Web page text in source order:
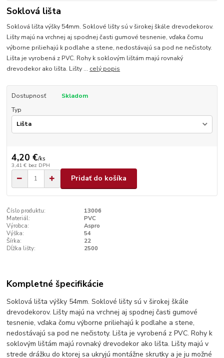
Soklová lišta
Soklová lišta výšky 54mm. Soklové lišty sú v širokej škále drevodekorov.
Lišty majú na vrchnej aj spodnej časti gumové tesnenie, vďaka čomu
výborne priliehajú k podlahe a stene, nedostávajú sa pod ne nečistoty.
Lišta je vyrobená z PVC. Rohy k soklovým lištám majú rovnaký
drevodekor ako lišta. Lišty ... celý popis
Dostupnosť
Skladom
Typ
4,20 €/ks
3,41 € bez DPH
Pridať do košíka
Číslo produktu:
13006
Materiál:
PVC
Výrobca:
Aspro
Výška:
54
Šírka:
22
Dĺžka lišty:
2500
Kompletné špecifikácie
Soklová lišta výšky 54mm. Soklové lišty sú v širokej škále
drevodekorov. Lišty majú na vrchnej aj spodnej časti gumové
tesnenie, vďaka čomu výborne priliehajú k podlahe a stene,
nedostávajú sa pod ne nečistoty. Lišta je vyrobená z PVC. Rohy k
soklovým lištám majú rovnaký drevodekor ako lišta. Lišty majú v
strede drážku do ktorej sa ukryjú montážne skrutky a je ju možné